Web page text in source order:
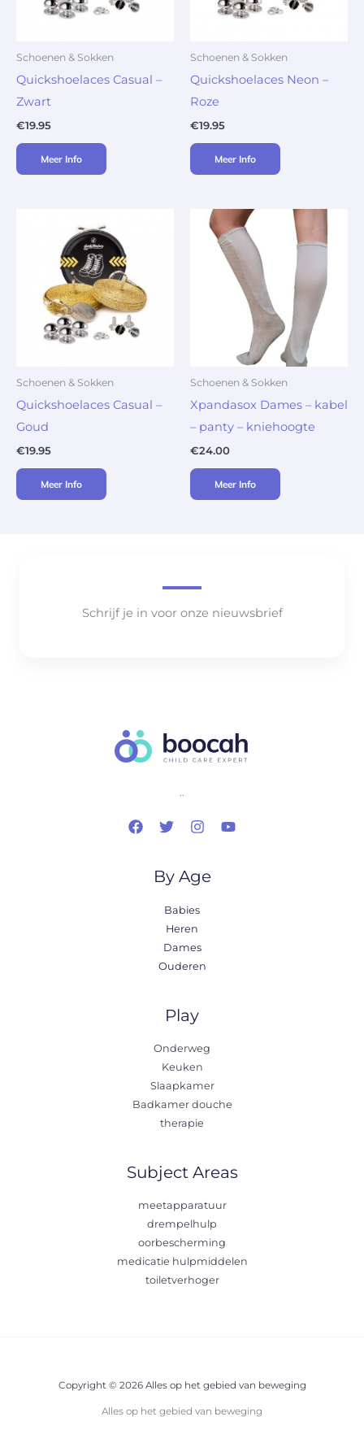
Schoenen & Sokken
Quickshoelaces Casual –
Zwart
€19.95
Meer Info
Schoenen & Sokken
Quickshoelaces Neon –
Roze
€19.95
Meer Info
Schoenen & Sokken
Quickshoelaces Casual –
Goud
€19.95
Meer Info
Schoenen & Sokken
Xpandasox Dames – kabel
– panty – kniehoogte
€24.00
Meer Info
Schrijf je in voor onze nieuwsbrief
..
By Age
Babies
Heren
Dames
Ouderen
Play
Onderweg
Keuken
Slaapkamer
Badkamer douche
therapie
Subject Areas
meetapparatuur
drempelhulp
oorbescherming
medicatie hulpmiddelen
toiletverhoger
Copyright © 2026 Alles op het gebied van beweging
Alles op het gebied van beweging